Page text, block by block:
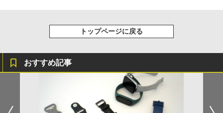
トップページに戻る
おすすめ記事